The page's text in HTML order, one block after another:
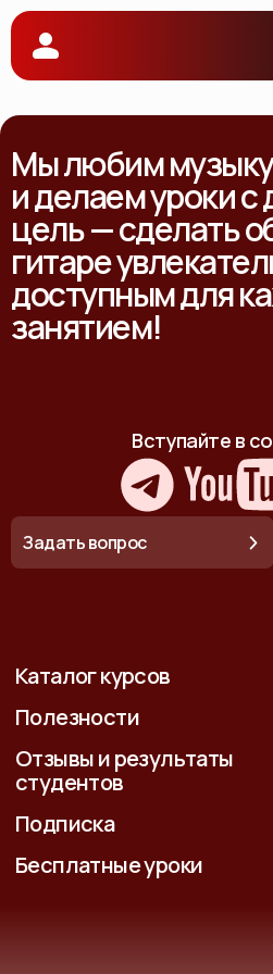
Мы любим
и делаем уроки
цель — сделать
гитаре
доступным для
занятием!
Вступайте в
Задать вопрос
Каталог курсов
Полезности
Отзывы и результаты
студентов
Подписка
Бесплатные уроки